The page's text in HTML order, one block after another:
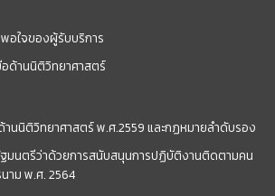
อใจของผู้รับบริการ
ด้านนิติวิทยาศาสตร์
านนิติวิทยาศาสตร์ พ.ศ.2559 และกฏหมายลำดับรอง
ฐมนตรีว่าด้วยการสนับสนุนการปฏิบัติงานติดตามคน
าม พ.ศ. 2564